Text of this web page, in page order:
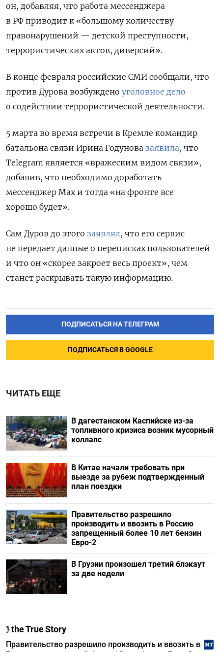
он, добавляя, что работа мессенджера
в РФ приводит к «большому количеству
правонарушений — детской преступности,
террористических актов, диверсий».
В конце февраля российские СМИ сообщали, что
против Дурова возбуждено уголовное дело
о содействии террористической деятельности.
5 марта во время встречи в Кремле командир
батальона связи Ирина Годунова заявила, что
Telegram является «вражеским видом связи»,
добавив, что необходимо доработать
мессенджер Max и тогда «на фронте все
хорошо будет».
Сам Дуров до этого заявлял, что его сервис
не передает данные о переписках пользователей
и что он «скорее закроет весь проект», чем
станет раскрывать такую информацию.
ПОДПИСАТЬСЯ НА ТЕЛЕГРАМ
ПОДПИСАТЬСЯ В GOOGLE
ЧИТАТЬ ЕЩЕ
В дагестанском Каспийске из-за
топливного кризиса возник мусорный
коллапс
В Китае начали требовать при
выезде за рубеж подтвержденный
план поездки
Правительство разрешило
производить и ввозить в Россию
запрещенный более 10 лет бензин
Евро-2
В Грузии произошел третий блэкаут
за две недели